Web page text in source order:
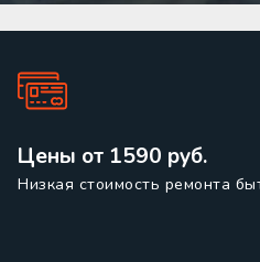
Цены от 1590 руб.
Низкая стоимость ремонта